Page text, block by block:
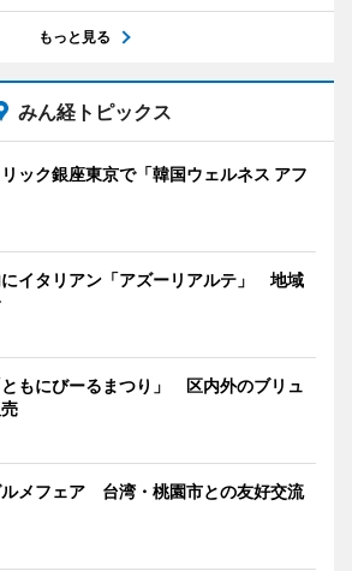
もっと見る
みん経トピックス
ック銀座東京で「韓国ウェルネス アフ
にイタリアン「アズーリアルテ」 地域
もにびーるまつり」 区内外のブリュ
メフェア 台湾・桃園市との友好交流